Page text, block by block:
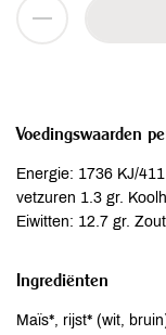
Voedingswaarden
Energie: 1736 KJ/
vetzuren 1.3 gr.
Eiwitten: 12.7 gr.
Ingrediënten
Maïs*, rijst* (wit,